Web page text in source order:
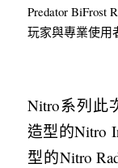
Predator BiFrost
玩家與專業使用
Nitro系列此
造型的Nitro
型的Nitro